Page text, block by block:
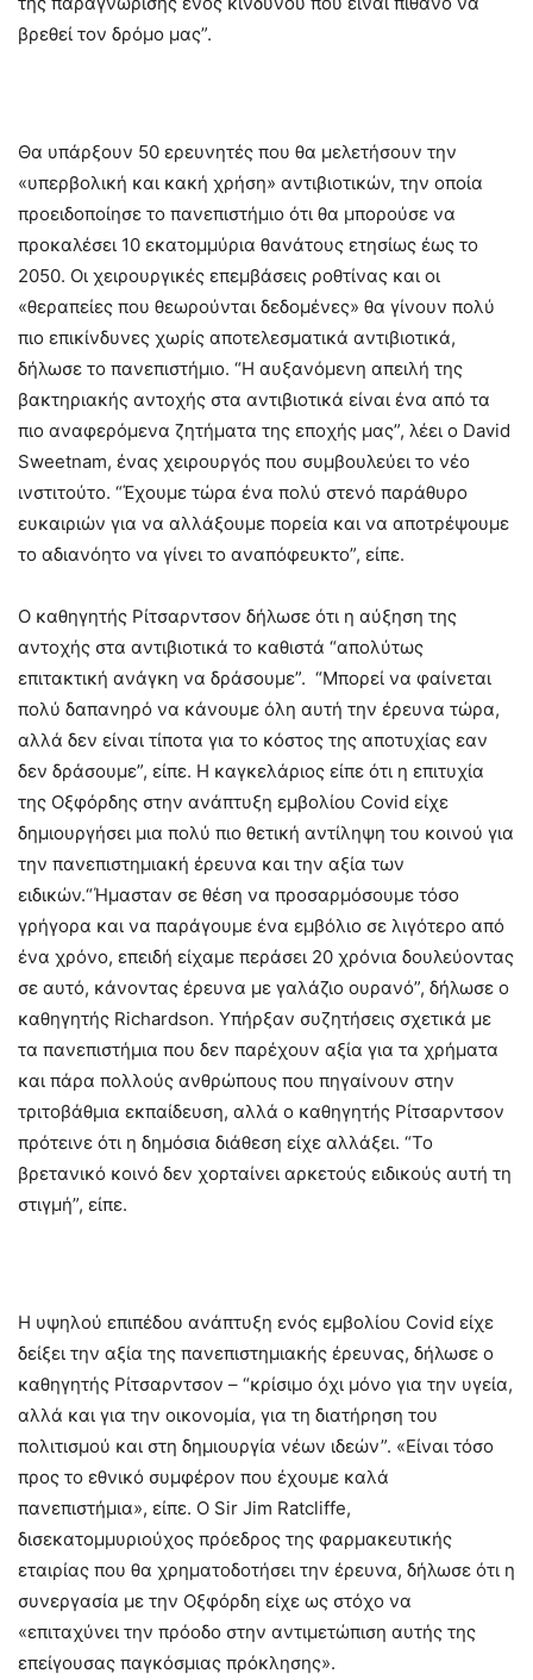
βρεθεί τον δρόμο μας”.
Θα υπάρξουν 50 ερευνητές που θα μελετήσουν την
«υπερβολική και κακή χρήση» αντιβιοτικών, την οποία
προειδοποίησε το πανεπιστήμιο ότι θα μπορούσε να
προκαλέσει 10 εκατομμύρια θανάτους ετησίως έως το
2050. Οι χειρουργικές επεμβάσεις ροθτίνας και οι
«θεραπείες που θεωρούνται δεδομένες» θα γίνουν πολύ
πιο επικίνδυνες χωρίς αποτελεσματικά αντιβιοτικά,
δήλωσε το πανεπιστήμιο. “Η αυξανόμενη απειλή της
βακτηριακής αντοχής στα αντιβιοτικά είναι ένα από τα
πιο αναφερόμενα ζητήματα της εποχής μας”, λέει ο David
Sweetnam, ένας χειρουργός που συμβουλεύει το νέο
ινστιτούτο. “Έχουμε τώρα ένα πολύ στενό παράθυρο
ευκαιριών για να αλλάξουμε πορεία και να αποτρέψουμε
το αδιανόητο να γίνει το αναπόφευκτο”, είπε.
Ο καθηγητής Ρίτσαρντσον δήλωσε ότι η αύξηση της
αντοχής στα αντιβιοτικά το καθιστά “απολύτως
επιτακτική ανάγκη να δράσουμε”. “Μπορεί να φαίνεται
πολύ δαπανηρό να κάνουμε όλη αυτή την έρευνα τώρα,
αλλά δεν είναι τίποτα για το κόστος της αποτυχίας εαν
δεν δράσουμε”, είπε. Η καγκελάριος είπε ότι η επιτυχία
της Οξφόρδης στην ανάπτυξη εμβολίου Covid είχε
δημιουργήσει μια πολύ πιο θετική αντίληψη του κοινού για
την πανεπιστημιακή έρευνα και την αξία των
ειδικών.“Ήμασταν σε θέση να προσαρμόσουμε τόσο
γρήγορα και να παράγουμε ένα εμβόλιο σε λιγότερο από
ένα χρόνο, επειδή είχαμε περάσει 20 χρόνια δουλεύοντας
σε αυτό, κάνοντας έρευνα με γαλάζιο ουρανό”, δήλωσε ο
καθηγητής Richardson. Υπήρξαν συζητήσεις σχετικά με
τα πανεπιστήμια που δεν παρέχουν αξία για τα χρήματα
και πάρα πολλούς ανθρώπους που πηγαίνουν στην
τριτοβάθμια εκπαίδευση, αλλά ο καθηγητής Ρίτσαρντσον
πρότεινε ότι η δημόσια διάθεση είχε αλλάξει. “Το
βρετανικό κοινό δεν χορταίνει αρκετούς ειδικούς αυτή τη
στιγμή”, είπε.
Η υψηλού επιπέδου ανάπτυξη ενός εμβολίου Covid είχε
δείξει την αξία της πανεπιστημιακής έρευνας, δήλωσε ο
καθηγητής Ρίτσαρντσον – “κρίσιμο όχι μόνο για την υγεία,
αλλά και για την οικονομία, για τη διατήρηση του
πολιτισμού και στη δημιουργία νέων ιδεών”. «Είναι τόσο
προς το εθνικό συμφέρον που έχουμε καλά
πανεπιστήμια», είπε. Ο Sir Jim Ratcliffe,
δισεκατομμυριούχος πρόεδρος της φαρμακευτικής
εταιρίας που θα χρηματοδοτήσει την έρευνα, δήλωσε ότι η
συνεργασία με την Οξφόρδη είχε ως στόχο να
«επιταχύνει την πρόοδο στην αντιμετώπιση αυτής της
επείγουσας παγκόσμιας πρόκλησης».